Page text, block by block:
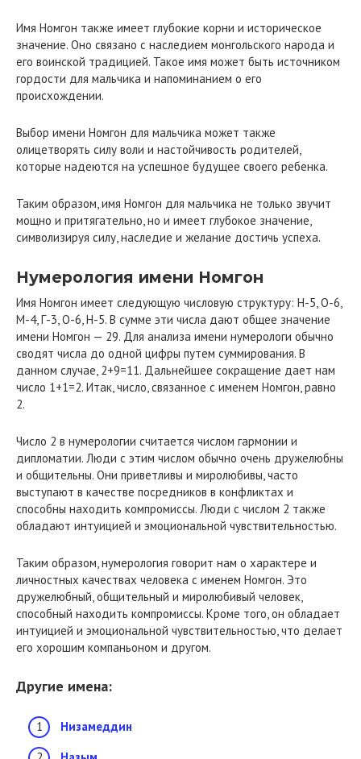
Имя Номгон также имеет глубокие корни и историческое
значение. Оно связано с наследием монгольского народа и
его воинской традицией. Такое имя может быть источником
гордости для мальчика и напоминанием о его
происхождении.
Выбор имени Номгон для мальчика может также
олицетворять силу воли и настойчивость родителей,
которые надеются на успешное будущее своего ребенка.
Таким образом, имя Номгон для мальчика не только звучит
мощно и притягательно, но и имеет глубокое значение,
символизируя силу, наследие и желание достичь успеха.
Нумерология имени Номгон
Имя Номгон имеет следующую числовую структуру: Н-5, О-6,
М-4, Г-3, О-6, Н-5. В сумме эти числа дают общее значение
имени Номгон — 29. Для анализа имени нумерологи обычно
сводят числа до одной цифры путем суммирования. В
данном случае, 2+9=11. Дальнейшее сокращение дает нам
число 1+1=2. Итак, число, связанное с именем Номгон, равно
2.
Число 2 в нумерологии считается числом гармонии и
дипломатии. Люди с этим числом обычно очень дружелюбны
и общительны. Они приветливы и миролюбивы, часто
выступают в качестве посредников в конфликтах и
способны находить компромиссы. Люди с числом 2 также
обладают интуицией и эмоциональной чувствительностью.
Таким образом, нумерология говорит нам о характере и
личностных качествах человека с именем Номгон. Это
дружелюбный, общительный и миролюбивый человек,
способный находить компромиссы. Кроме того, он обладает
интуицией и эмоциональной чувствительностью, что делает
его хорошим компаньоном и другом.
Другие имена:
Низамеддин